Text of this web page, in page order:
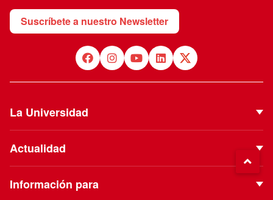
Suscríbete a nuestro Newsletter
La Universidad
Proyecto Institucional
Actualidad
Información para